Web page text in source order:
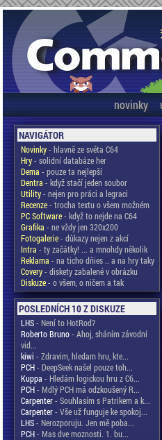
novinky
NAVIGÁTOR
Novinky- hlavně ze světa C64
Hry- solidní databáze her
Dema - pouze ta nejlepší
Dentra - když stačí jeden soubor
Utility- nejen pro práci a legraci
Recenze- trocha textu o všem možném
PC Software- když to nejde na C64
Grafika - ne vždy jen 320x200
Fotogalerie- důkazy nejen z akcí
Intra - ty začátky! ... a mnohdy několik
Reklama - na ticho dňies .. a na hry taky
Covery- diskety zabalené v obrázku
Diskuze- o všem, o ničem a tak
POSLEDNÍCH 10 Z DISKUZE
LHS- Není to HotRod?
Roberto Bruno- Ahoj, sháním závodní
vid...
kiwi - Zdravim, hledam hru, kte...
PCH- DeepSeek našel pouze toh...
Kuppa - Hledám logickou hru z C6...
PCH- Mdlý PCH má odzkoušený R...
Carpenter- Souhlasím s Patrikem a k...
Carpenter- Vše už funguje ke spokoj...
LHS- Nerozporuju. Jen mě poba...
PCH- Mas dve moznosti. 1. bu...